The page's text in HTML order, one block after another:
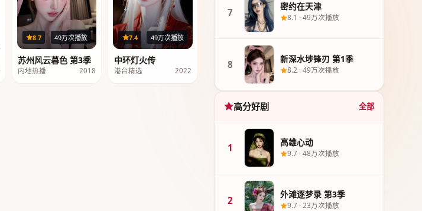
12集
8.7 49万次播放
苏州风云暮色 第3季
内地热播 2018
23集
7.4 49万次播放
中环灯火传
港台精选 2022
7 密约在天津
8.1 ·49万次播放
8 新深水埗锋刃 第1季
8.2 ·49万次播放
高分好剧 全部
1 高雄心动
9.7 ·48万次播放
2 外滩逐梦录 第3季
9.7 ·23万次播放